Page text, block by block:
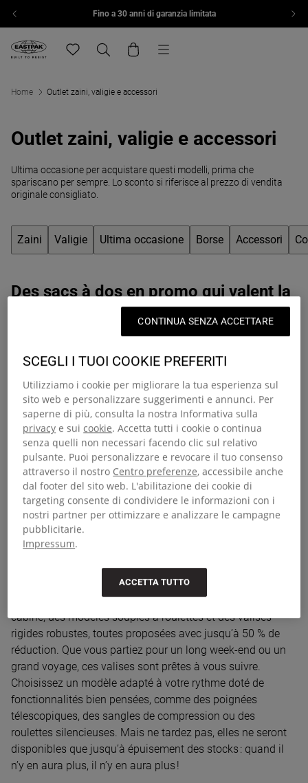
Vai al contenutoFino a 30 anni di garanzia limitata
Eastpak, vai alla home page di eu.eastpak.com
Menu
Home Outlet zaini, valigie e accessori
Outlet zaini, valigie e accessori
Ultima occasione per acquistare questi modelli, prima che
spariscano per sempre. Lo sconto si riferisce al prezzo di vendita
originale consigliato.
Zaini Valigie Ultima occasione Borse Accessori
Des sacs à dos en promo qui valent la
profitez de modèles intemporels à prix exceptionnels. Que
vous recherchiez un sac pour vos trajets quotidiens, pour
partir en week-end ou un indispensable pour l’école, c’est
l’occasion idéale de profiter d’équipements de qualité à prix
réduit. Des imprimés originaux aux tons minimalistes, nos
sacs à dos en promotion sont faits pour la vraie vie et sont
dotés de bretelles rembourrées, de compartiments zippés
et de la robustesse signée Eastpak. Des modèles faits pour
durer, à des prix incroyables.
Faites des économies sur nos
bagages en promo
À la recherche de votre prochain compagnon de voyage ?
Notre sélection de bagages en promo inclut des valises
cabine, des modèles souples à roulettes et des valises
rigides robustes, toutes proposées avec jusqu’à 50 % de
réduction. Que vous partiez pour un long week-end ou un
grand voyage, ces valises sont prêtes à vous suivre.
Choisissez un modèle adapté à votre rythme doté de
fonctionnalités bien pensées, comme des poignées
télescopiques, des sangles de compression ou des
roulettes silencieuses. Mais ne tardez pas, elles ne seront
disponibles que jusqu’à épuisement des stocks : quand il
n’y en aura plus, il n’y en aura plus !
SCEGLI I TUOI COOKIE PREFERITI
Utilizziamo i cookie per migliorare la tua esperienza sul
sito web e personalizzare suggerimenti e annunci. Per
saperne di più, consulta la nostra Informativa sulla
privacy e suicookie. Accetta tutti i cookie o continua
senza quelli non necessari facendo clic sul relativo
pulsante. Puoi personalizzare e revocare il tuo consenso
attraverso il nostro Centro preferenze, accessibile anche
dal footer del sito web. L'abilitazione dei cookie di
targeting consente di condividere le informazioni con i
nostri partner per ottimizzare e analizzare le campagne
pubblicitarie.
Impressum.
ACCETTA TUTTO
CONTINUA SENZA ACCETTARE